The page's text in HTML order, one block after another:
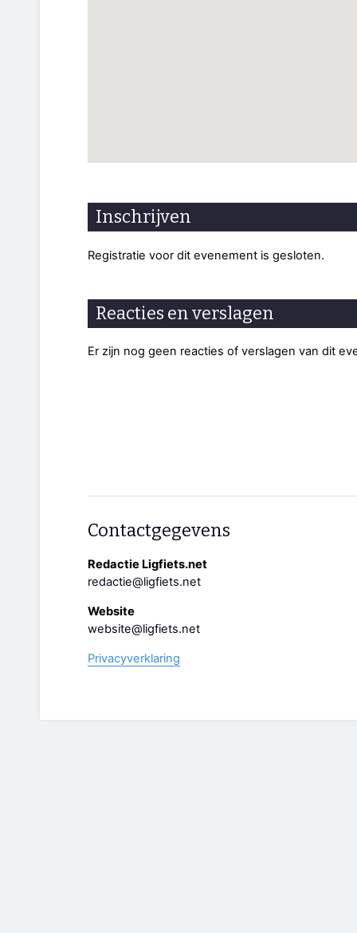
Inschrijven
Registratie voor dit evenement is gesloten.
Reacties en verslagen
Er zijn nog geen reacties of verslagen van dit
Contactgegevens
Redactie Ligfiets.net
redactie@ligfiets.net
Website
website@ligfiets.net
Privacyverklaring